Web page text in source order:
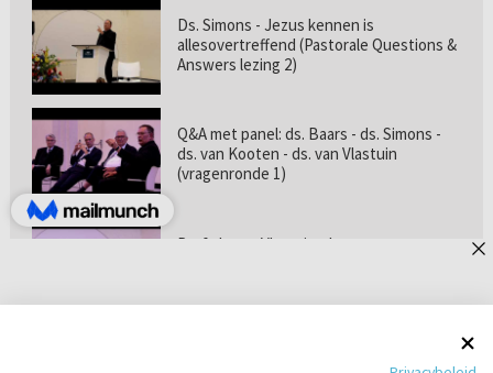
Ds. Simons - Jezus kennen is
allesovertreffend (Pastorale Questions &
Answers lezing 2)
Q&A met panel: ds. Baars - ds. Simons -
ds. van Kooten - ds. van Vlastuin
(vragenronde 1)
Prof. dr. van Vlastuin - Is